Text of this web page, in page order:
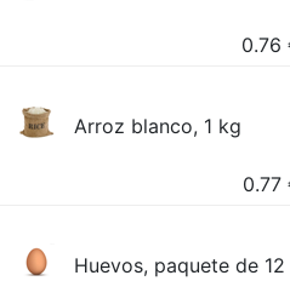
0.76
Arroz blanco, 1 kg
0.77
Huevos, paquete de